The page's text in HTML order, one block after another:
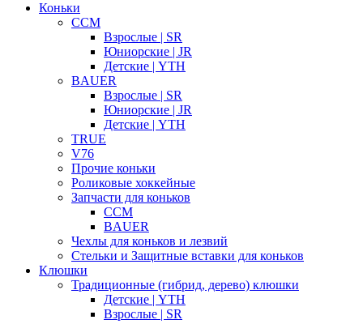
Коньки
CCM
Взрослые | SR
Юниорские | JR
Детские | YTH
BAUER
Взрослые | SR
Юниорские | JR
Детские | YTH
TRUE
V76
Прочие коньки
Роликовые хоккейные
Запчасти для коньков
CCM
BAUER
Чехлы для коньков и лезвий
Стельки и Защитные вставки для коньков
Клюшки
Традиционные (гибрид, дерево) клюшки
Детские | YTH
Взрослые | SR